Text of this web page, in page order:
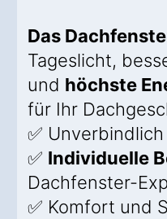
Das
Tageslicht,
und höchste
für Ihr
✅
✅ Individuelle
Dachfenster-
✅ Komfort und